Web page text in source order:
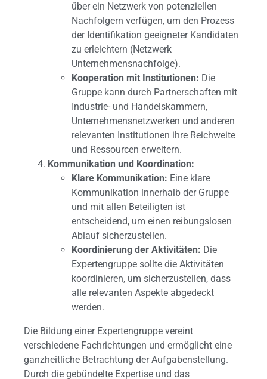
über ein Netzwerk von potenziellen
Nachfolgern verfügen, um den Prozess
der Identifikation geeigneter Kandidaten
zu erleichtern (Netzwerk
Unternehmensnachfolge).
Kooperation mit Institutionen: Die
Gruppe kann durch Partnerschaften mit
Industrie- und Handelskammern,
Unternehmensnetzwerken und anderen
relevanten Institutionen ihre Reichweite
und Ressourcen erweitern.
Kommunikation und Koordination:
Klare Kommunikation: Eine klare
Kommunikation innerhalb der Gruppe
und mit allen Beteiligten ist
entscheidend, um einen reibungslosen
Ablauf sicherzustellen.
Koordinierung der Aktivitäten: Die
Expertengruppe sollte die Aktivitäten
koordinieren, um sicherzustellen, dass
alle relevanten Aspekte abgedeckt
werden.
Die Bildung einer Expertengruppe vereint
verschiedene Fachrichtungen und ermöglicht eine
ganzheitliche Betrachtung der Aufgabenstellung.
Durch die gebündelte Expertise und das